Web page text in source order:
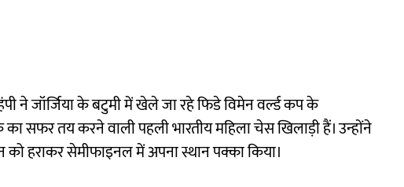
ने जॉर्जिया के बटुमी में खेले जा रहे फिडे विमेन वर्ल्ड कप के
सफर तय करने वाली पहली भारतीय महिला चेस खिलाड़ी हैं। उन्होंने
को हराकर सेमीफाइनल में अपना स्थान पक्का किया।